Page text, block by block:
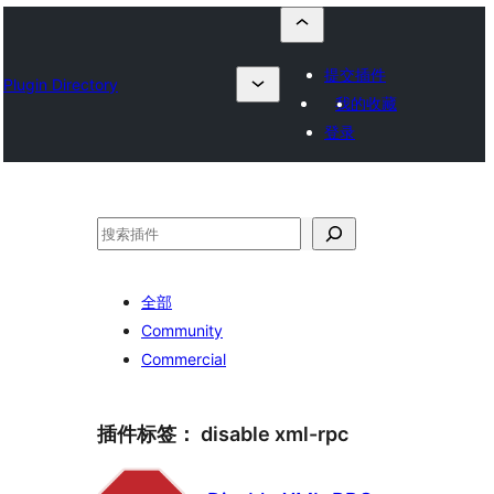
Plugin Directory
提交插件
我的收藏
登录
搜
全部
Community
Commercial
插件标签： disable xml-rpc